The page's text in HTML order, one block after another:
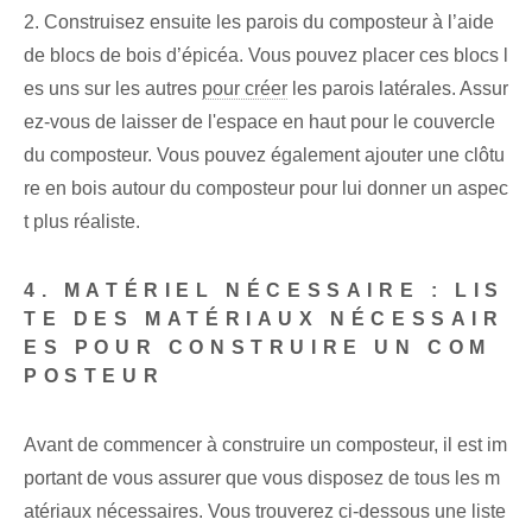
2. Construisez ensuite les parois du composteur à l’aide
de blocs de bois d’épicéa. Vous pouvez placer ces blocs l
es uns sur les autres pour créer les parois latérales. Assur
ez-vous de laisser de l'espace en haut pour le couvercle
du composteur. Vous pouvez également ajouter une clôtu
re en bois autour du composteur pour lui donner un aspec
t plus réaliste.
4. MATÉRIEL NÉCESSAIRE : LIS
TE DES MATÉRIAUX NÉCESSAIR
ES POUR CONSTRUIRE UN COM
POSTEUR
Avant de commencer à construire un composteur, il est im
portant de vous assurer que vous disposez de tous les m
atériaux nécessaires. Vous trouverez ci-dessous une liste